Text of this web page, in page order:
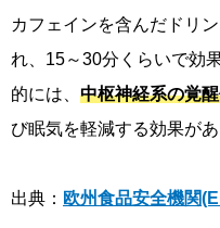
カフェインを含んだドリ
れ、15～30分くらいで効
的には、 中枢神経系の覚
び眠気を軽減する効果があ
出典： 欧州食品安全機関